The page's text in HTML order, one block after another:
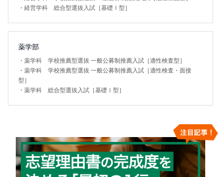
・ 経営学科 総合型選抜入試［基礎Ⅰ型］
薬学部
・ 薬学科 学校推薦型選抜 一般公募制推薦入試［適性検査型］
・ 薬学科 学校推薦型選抜 一般公募制推薦入試［適性検査・面接
型］
・ 薬学科 総合型選抜入試［基礎Ⅰ型］